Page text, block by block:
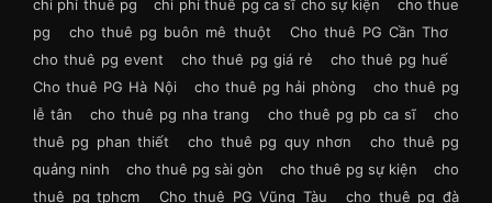
chi phí thuê pg chi phí thuê pg ca sĩ cho sự kiện
cho thue
pg
cho thuê pg buôn mê thuột
Cho thuê PG Cần Thơ
cho thuê pg event
cho thuê pg giá rẻ
cho thuê pg huế
Cho thuê PG Hà Nội
cho thuê pg hải phòng
cho thuê pg
lễ tân
cho thuê pg nha trang cho thuê pg pb ca sĩ
cho
thuê pg phan thiết
cho thuê pg quy nhơn
cho thuê pg
quảng ninh
cho thuê pg sài gòn cho thuê pg sự kiện
cho
thuê pg tphcm
Cho thuê PG Vũng Tàu cho thuê pg đà